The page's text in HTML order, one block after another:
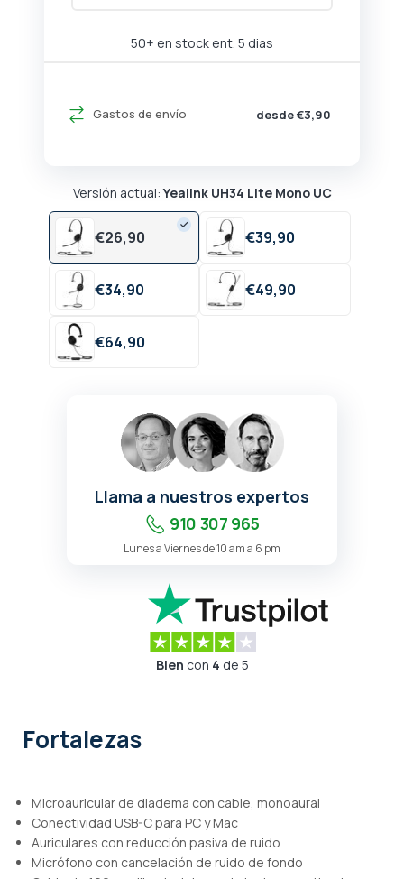
50+ en stock ent. 5 dias
Gastos de envío desde €3,90
Versión actual:Yealink UH34 Lite Mono UC
€26,90 €39,90
€34,90 €49,90
€64,90
Llama a nuestros expertos
910 307 965
Lunes a Viernes de 10 am a 6 pm
Bien con 4 de 5
Fortalezas
Microauricular de diadema con cable, monoaural
Conectividad USB-C para PC y Mac
Auriculares con reducción pasiva de ruido
Micrófono con cancelación de ruido de fondo